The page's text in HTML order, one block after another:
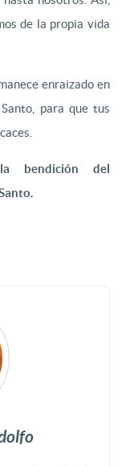
de la propia vida
enraizado en
para que tus
bendición del